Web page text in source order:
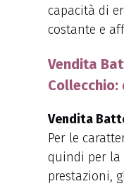
capacità di
costante e
Vendita
Collecchio:
Vendita
Per le
quindi per
prestazioni,